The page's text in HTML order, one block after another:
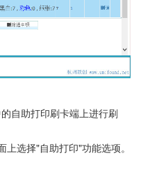
自助打印刷卡端上进行刷
选择"自助打印"功能选项。